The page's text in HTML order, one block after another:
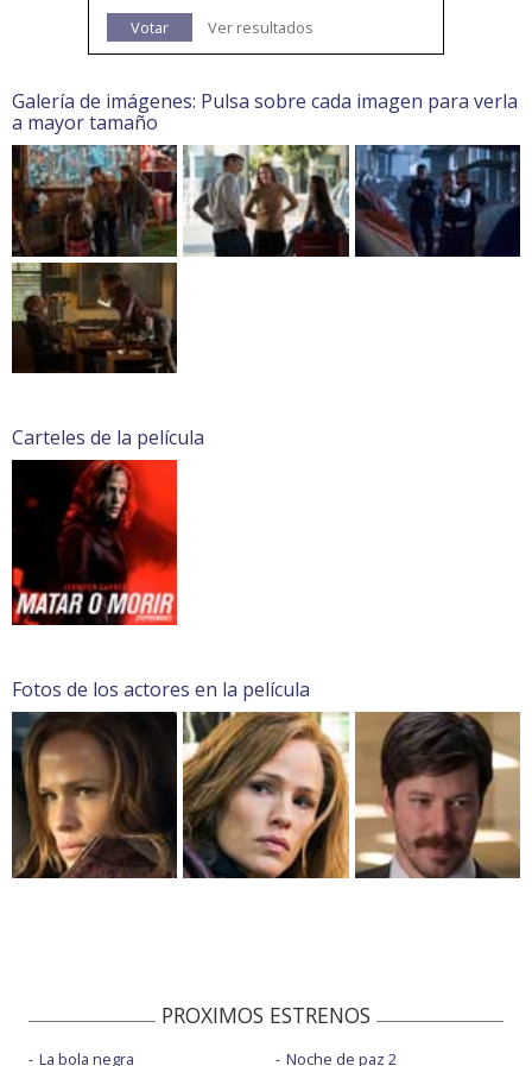
Votar
Ver resultados
Galería de imágenes: Pulsa sobre cada imagen para verla
a mayor tamaño
Carteles de la película
Fotos de los actores en la película
PROXIMOS ESTRENOS
La bola negra
Noche de paz 2